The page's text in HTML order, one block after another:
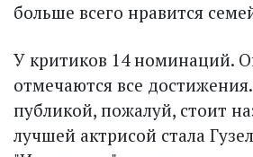
больше всего нравится
У критиков 14 номинаций.
отмечаются все
публикой, пожалуй, стоит
лучшей актрисой стала